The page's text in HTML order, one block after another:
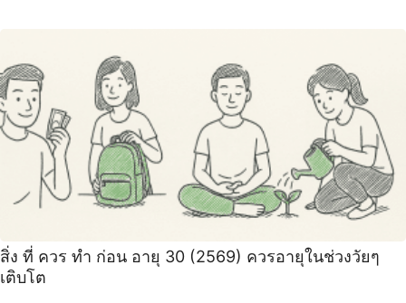
สิ่ง ที่ ควร ทํา ก่อน อายุ 30 (2569) ควรอายุในช่วงวัยๆ
เติบโต